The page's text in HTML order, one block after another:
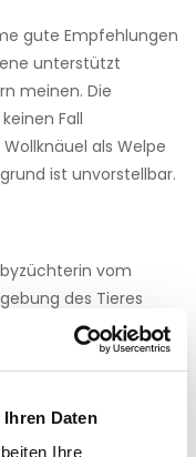
Daten
Ihre
gute Empfehlungen
unterstützt
meinen. Die
Fall
als Welpe
ist unvorstellbar.
vom
des Tieres
und sah, wie
Züchterin mit den
gefunden. Sie